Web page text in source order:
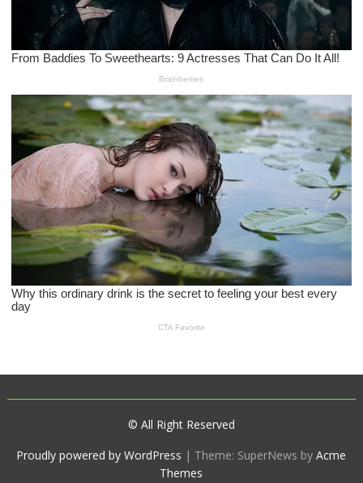
© All Right Reserved
Proudly powered by WordPress | Theme: SuperNews byAcme
Themes